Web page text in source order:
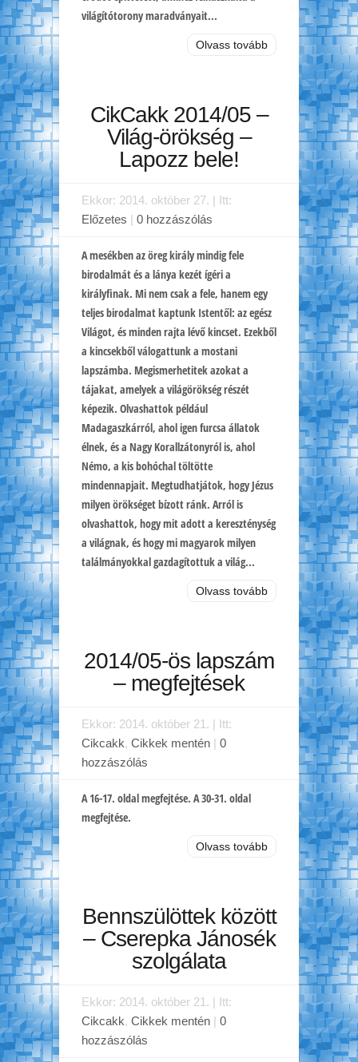
világítótorony maradványait...
Olvass tovább
CikCakk 2014/05 –
Világ-örökség –
Lapozz bele!
Ekkor: 2014. október 27. | Itt:
Előzetes | 0 hozzászólás
A mesékben az öreg király mindig fele
birodalmát és a lánya kezét ígéri a
királyfinak. Mi nem csak a fele, hanem egy
teljes birodalmat kaptunk Istentől: az egész
Világot, és minden rajta lévő kincset. Ezekből
a kincsekből válogattunk a mostani
lapszámba. Megismerhetitek azokat a
tájakat, amelyek a világörökség részét
képezik. Olvashattok például
Madagaszkárról, ahol igen furcsa állatok
élnek, és a Nagy Korallzátonyról is, ahol
Némo, a kis bohóchal töltötte
mindennapjait. Megtudhatjátok, hogy Jézus
milyen örökséget bízott ránk. Arról is
olvashattok, hogy mit adott a kereszténység
a világnak, és hogy mi magyarok milyen
találmányokkal gazdagítottuk a világ...
Olvass tovább
2014/05-ös lapszám
– megfejtések
Ekkor: 2014. október 21. | Itt:
Cikcakk, Cikkek mentén | 0
hozzászólás
A 16-17. oldal megfejtése. A 30-31. oldal
megfejtése.
Olvass tovább
Bennszülöttek között
– Cserepka Jánosék
szolgálata
Ekkor: 2014. október 21. | Itt:
Cikcakk, Cikkek mentén | 0
hozzászólás